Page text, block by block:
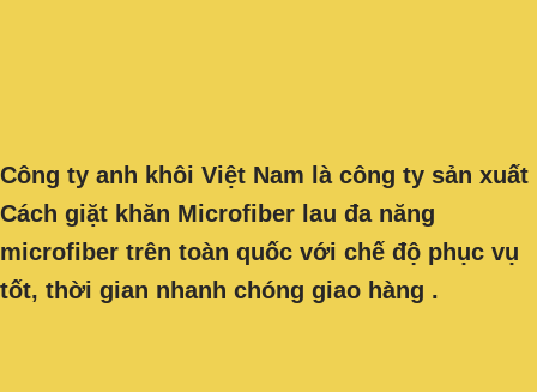
Công ty anh khôi Việt Nam là công ty sản xuất
Cách giặt khăn Microfiber lau đa năng
microfiber trên toàn quốc với chế độ phục vụ
tốt, thời gian nhanh chóng giao hàng .